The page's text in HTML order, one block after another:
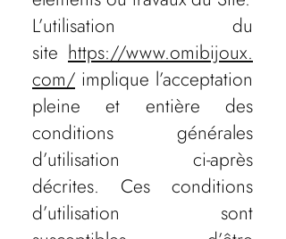
L’utilisation du
site https://www.omibijoux.
com/ implique l’acceptation
pleine et entière des
conditions générales
d’utilisation ci-après
décrites. Ces conditions
d’utilisation sont